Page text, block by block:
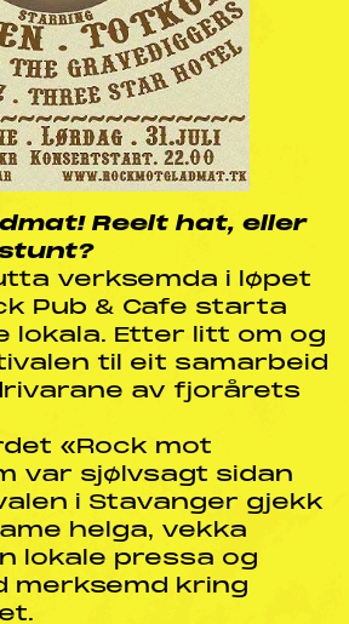
Reelt hat, eller
verksemda i løpet
Pub & Cafe starta
lokala. Etter litt om og
til eit samarbeid
av fjorårets
«Rock mot
var sjølvsagt sidan
i Stavanger gjekk
helga, vekka
lokale pressa og
merksemd kring